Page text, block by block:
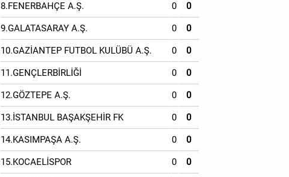
8.FENERBAHÇE A.Ş. 0 0
9.GALATASARAY A.Ş. 0 0
10.GAZİANTEP FUTBOL KULÜBÜ A.Ş. 0 0
11.GENÇLERBİRLİĞİ 0 0
12.GÖZTEPE A.Ş. 0 0
13.İSTANBUL BAŞAKŞEHİR FK 0 0
14.KASIMPAŞA A.Ş. 0 0
15.KOCAELİSPOR 0 0